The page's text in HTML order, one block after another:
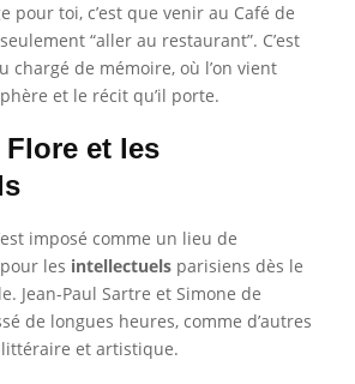
pour toi, c’est que venir au Café de
“aller au restaurant”. C’est
chargé de mémoire, où l’on vient
et le récit qu’il porte.
Flore et les
imposé comme un lieu de
les intellectuels parisiens dès le
Jean-Paul Sartre et Simone de
de longues heures, comme d’autres
et artistique.